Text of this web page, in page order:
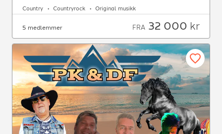
Country Countryrock Original musikk
5 medlemmer FRA 32 000 kr